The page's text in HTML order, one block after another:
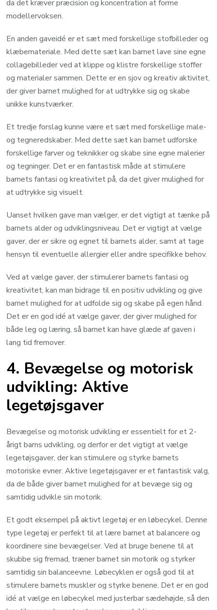
da det kræver præcision og koncentration at forme
modellervoksen.
En anden gaveidé er et sæt med forskellige stofbilleder og
klæbemateriale. Med dette sæt kan barnet lave sine egne
collagebilleder ved at klippe og klistre forskellige stoffer
og materialer sammen. Dette er en sjov og kreativ aktivitet,
der giver barnet mulighed for at udtrykke sig og skabe
unikke kunstværker.
Et tredje forslag kunne være et sæt med forskellige male-
og tegneredskaber. Med dette sæt kan barnet udforske
forskellige farver og teknikker og skabe sine egne malerier
og tegninger. Det er en fantastisk måde at stimulere
barnets fantasi og kreativitet på, da det giver mulighed for
at udtrykke sig visuelt.
Uanset hvilken gave man vælger, er det vigtigt at tænke på
barnets alder og udviklingsniveau. Det er vigtigt at vælge
gaver, der er sikre og egnet til barnets alder, samt at tage
hensyn til eventuelle allergier eller andre specifikke behov.
Ved at vælge gaver, der stimulerer barnets fantasi og
kreativitet, kan man bidrage til en positiv udvikling og give
barnet mulighed for at udfolde sig og skabe på egen hånd.
Det er en god idé at vælge gaver, der giver mulighed for
både leg og læring, så barnet kan have glæde af gaven i
lang tid fremover.
4. Bevægelse og motorisk
udvikling: Aktive
legetøjsgaver
Bevægelse og motorisk udvikling er essentielt for et 2-
årigt barns udvikling, og derfor er det vigtigt at vælge
legetøjsgaver, der kan stimulere og styrke barnets
motoriske evner. Aktive legetøjsgaver er et fantastisk valg,
da de både giver barnet mulighed for at bevæge sig og
samtidig udvikle sin motorik.
Et godt eksempel på aktivt legetøj er en løbecykel. Denne
type legetøj er perfekt til at lære barnet at balancere og
koordinere sine bevægelser. Ved at bruge benene til at
skubbe sig fremad, træner barnet sin motorik og styrker
samtidig sin balanceevne. Løbecyklen er også god til at
stimulere barnets muskler og styrke benene. Det er en god
idé at vælge en løbecykel med justerbar sædehøjde, så den